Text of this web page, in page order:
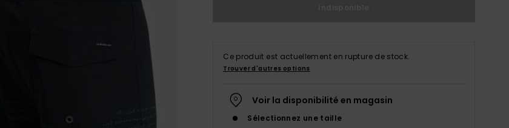
Ce produit est actuellement en rupture de stock.
Trouver d'autres options
Voir la disponibilité en magasin
Sélectionnez une taille